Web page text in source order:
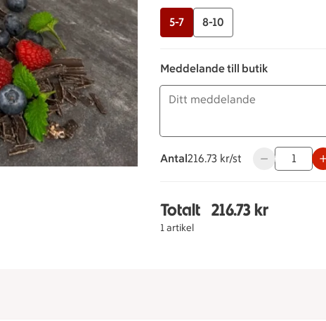
5-7 8-10
Meddelande till butik
Antal
216.73 kronor styck
216.73 kr/st Använd
Totalt
1 artikel
Totalt 1 stycken
216.73 kr